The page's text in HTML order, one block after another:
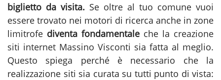
biglietto da visita. Se oltre al tuo comune vuoi
essere trovato nei motori di ricerca anche in zone
limitrofe diventa fondamentale che la creazione
siti internet Massino Visconti sia fatta al meglio.
Questo spiega perché è necessario che la
realizzazione siti sia curata su tutti punto di vista: